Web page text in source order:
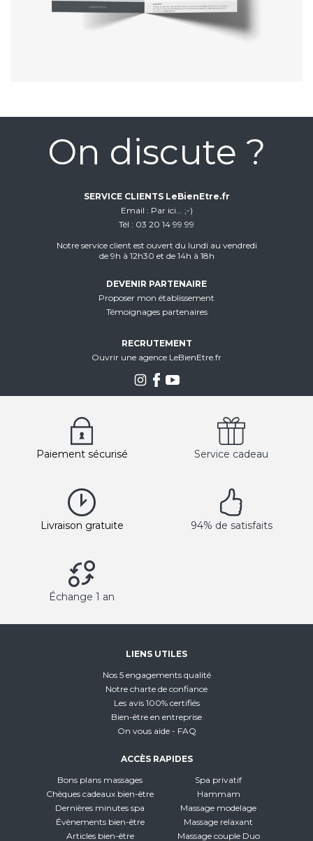
On discute ?
SERVICE CLIENTS LeBienEtre.fr
Email
Par ici... ;-)
Tél
03 20 14 99 99
Notre service client est ouvert du lundi au vendredi
de 9h à 12h30 et de 14h à 18h
DEVENIR PARTENAIRE
Proposer mon établissement
Témoignages partenaires
RECRUTEMENT
Ouvrir une agence LeBienEtre.fr
Paiement sécurisé Service cadeau
Livraison gratuite 94% de satisfaits
Échange 1 an
LIENS UTILES
Nos 5 engagements qualité
Notre charte de confiance
Les avis 100% certifiés
Bien-être en entreprise
On vous aide - FAQ
ACCÈS RAPIDES
Bons plans massages
Chèques cadeaux bien-être
Dernières minutes spa
Évènements bien-être
Articles bien-être
Spa privatif
Hammam
Massage modelage
Massage relaxant
Massage couple Duo